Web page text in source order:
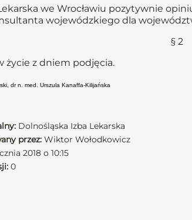
we Wrocławiu pozytywnie
wojewódzkiego dla
§ 2
życie z dniem podjęcia.
dr n. med. Urszula Kanaffa-Kilijańska
Dolnośląska Izba Lekarska
przez: Wiktor Wołodkowicz
2018 o 10:15
0